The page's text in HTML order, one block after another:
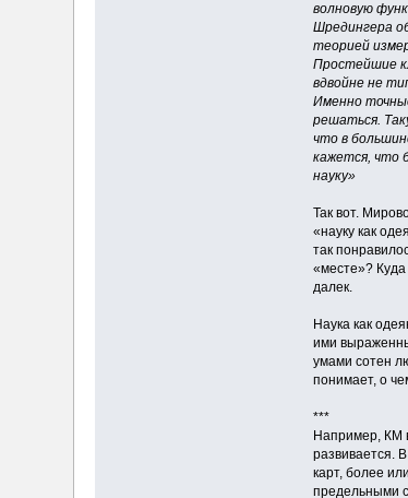
волновую
Шредингера
теорией
Простейшие
вдвойне не
Именно
решаться.
что в
кажется, что
науку»
Так вот.
«науку как
так
«месте»?
далек.
Наука как
ими
умами сотен
понимает, о
***
Например, КМ
развивается.
карт, более
предельными